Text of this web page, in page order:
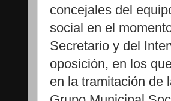
concejales del
social en el
Secretario y del
oposición, en los
en la tramitación de